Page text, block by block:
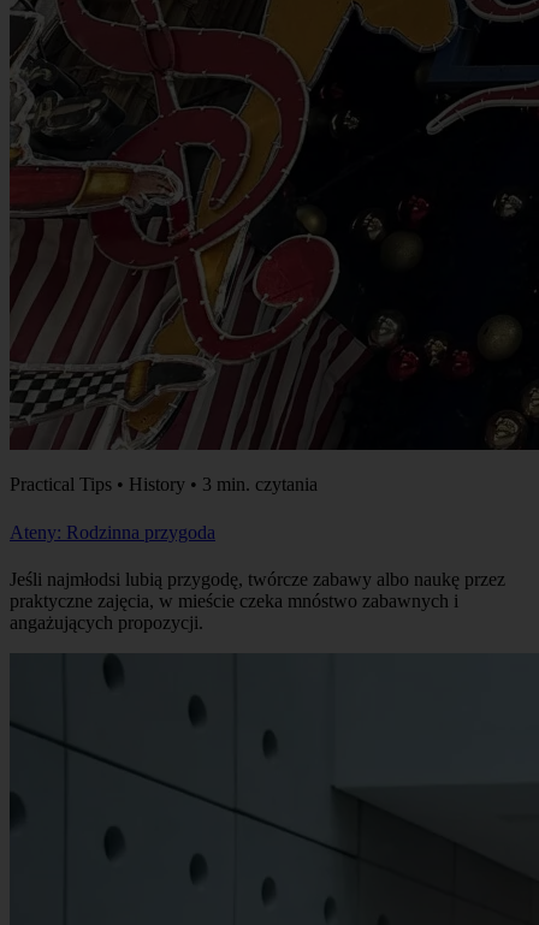
Practical Tips • History • 3 min. czytania
Ateny: Rodzinna przygoda
Jeśli najmłodsi lubią przygodę, twórcze zabawy albo naukę przez
praktyczne zajęcia, w mieście czeka mnóstwo zabawnych i
angażujących propozycji.